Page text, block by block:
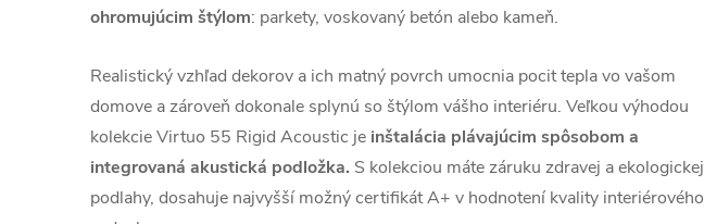
ohromujúcim štýlom: parkety, voskovaný betón alebo kameň.
Realistický vzhľad dekorov a ich matný povrch umocnia pocit tepla vo vašom
domove a zároveň dokonale splynú so štýlom vášho interiéru. Veľkou výhodou
kolekcie Virtuo 55 Rigid Acoustic je inštalácia plávajúcim spôsobom a
integrovaná akustická podložka. S kolekciou máte záruku zdravej a ekologickej
podlahy, dosahuje najvyšší možný certifikát A+ v hodnotení kvality interiérového